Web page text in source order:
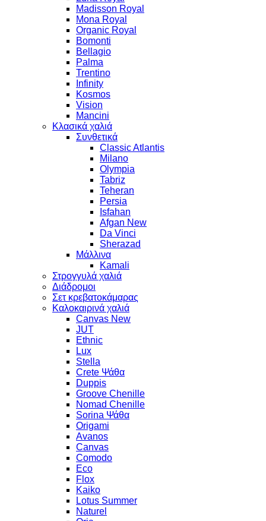
Madisson Royal
Mona Royal
Organic Royal
Bomonti
Bellagio
Palma
Trentino
Infinity
Kosmos
Vision
Mancini
Κλασικά χαλιά
Συνθετικά
Classic Atlantis
Milano
Olympia
Tabriz
Teheran
Persia
Isfahan
Afgan New
Da Vinci
Sherazad
Μάλλινα
Kamali
Στρογγυλά χαλιά
Διάδρομοι
Σετ κρεβατοκάμαρας
Καλοκαιρινά χαλιά
Canvas New
JUT
Ethnic
Lux
Stella
Crete Ψάθα
Duppis
Groove Chenille
Nomad Chenille
Sorina Ψάθα
Origami
Avanos
Canvas
Comodo
Eco
Flox
Kaiko
Lotus Summer
Naturel